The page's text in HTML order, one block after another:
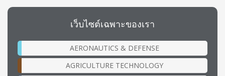
เว็บไซต์เฉพาะของเรา
AERONAUTICS & DEFENSE
AGRICULTURE TECHNOLOGY